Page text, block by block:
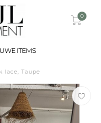
0
ITEMS
lace, Taupe